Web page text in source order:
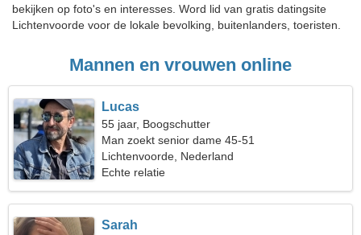
bekijken op foto's en interesses. Word lid van gratis datingsite
Lichtenvoorde voor de lokale bevolking, buitenlanders, toeristen.
Mannen en vrouwen online
Lucas
55 jaar, Boogschutter
Man zoekt senior dame 45-51
Lichtenvoorde, Nederland
Echte relatie
Sarah